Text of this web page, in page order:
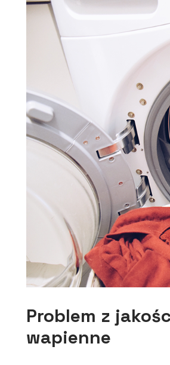
Problem z
wapienne